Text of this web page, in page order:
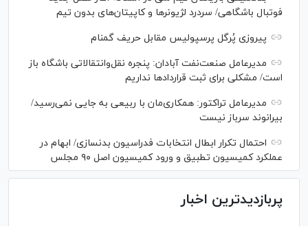
فوتبال باشگاهی/ سردرد لژیونر‌ها و کاپیتان‌های بدون تیم
پیروزی پُرگل پرسپولیس مقابل حریف گمنام
مدیرعامل صنعت‌نفت آبادان: پنجره نقل‌وانتقالاتی باشگاه باز
است/ مشکلی برای ثبت قرارداد‌ها نداریم
مدیرعامل تراکتور: همکاری‌مان با ربیعی به جایی نمی‌رسید/
بیرانوند سرباز نیست
احتمال تکرار ابطال انتخابات فدراسیون بدنسازی/ ابهام در
عملکرد کمیسیون تطبیق و ورود کمیسیون اصل ۹۰ مجلس
پربازدیدترین اخبار